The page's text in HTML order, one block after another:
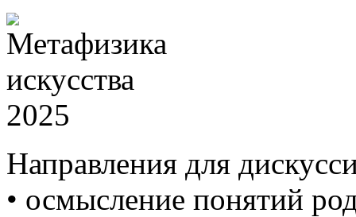
Направления для
• осмысление понятий